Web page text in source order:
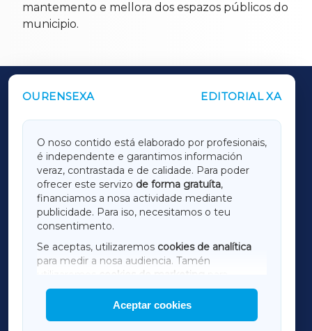
mantemento e mellora dos espazos públicos do
municipio.
OURENSEXA EDITORIAL XA
O noso contido está elaborado por profesionais,
é independente e garantimos información
veraz, contrastada e de calidade. Para poder
ofrecer este servizo de forma gratuíta,
financiamos a nosa actividade mediante
publicidade. Para iso, necesitamos o teu
consentimento.
Se aceptas, utilizaremos cookies de analítica
para medir a nosa audiencia. Tamén
utilizaremos
cookies de marketing
mostrar publicidade de terceiros.
Así mesmo, podes personalizar a elección das
cookies que desexas permitir.
Aceptar cookies
OUTROS PERIÓDICOS
LUGOXA
TERRACHAXA
AMARIÑAXA
RIBEIRASACRAXA